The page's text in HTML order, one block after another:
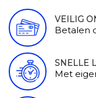
VEILIG
Betalen
SNELLE
Met